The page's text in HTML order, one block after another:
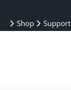
Shop Support